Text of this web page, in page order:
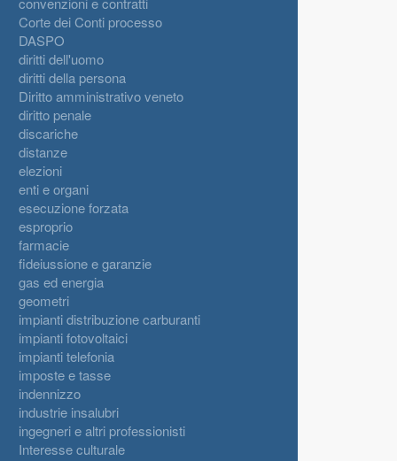
Corte dei Conti processo
DASPO
diritti dell'uomo
diritti della persona
Diritto amministrativo veneto
diritto penale
discariche
distanze
elezioni
enti e organi
esecuzione forzata
esproprio
farmacie
fideiussione e garanzie
gas ed energia
geometri
impianti distribuzione carburanti
impianti fotovoltaici
impianti telefonia
imposte e tasse
indennizzo
industrie insalubri
ingegneri e altri professionisti
Interesse culturale